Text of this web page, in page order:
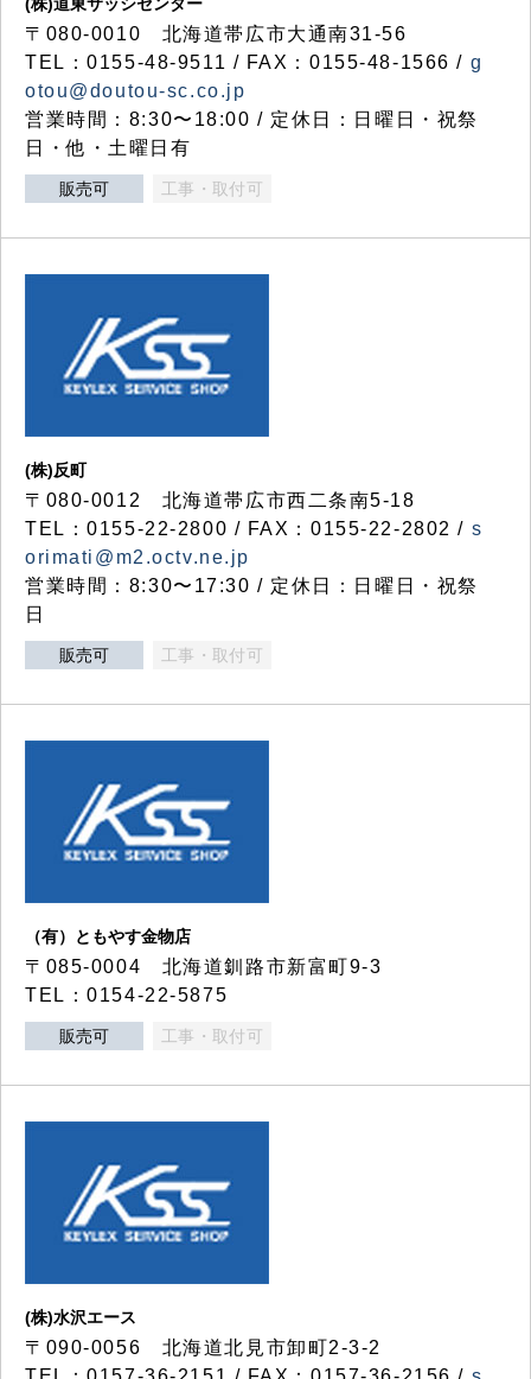
〒080-0010 北海道帯広市大通南31-56
TEL：0155-48-9511 / FAX：0155-48-1566 / g
otou@doutou-sc.co.jp
営業時間：8:30〜18:00 / 定休日：日曜日・祝祭
日・他・土曜日有
販売可 工事・取付可
(株)反町
〒080-0012 北海道帯広市西二条南5-18
TEL：0155-22-2800 / FAX：0155-22-2802 / s
orimati@m2.octv.ne.jp
営業時間：8:30〜17:30 / 定休日：日曜日・祝祭
日
販売可 工事・取付可
（有）ともやす金物店
〒085-0004 北海道釧路市新富町9-3
TEL：0154-22-5875
販売可 工事・取付可
(株)水沢エース
〒090-0056 北海道北見市卸町2-3-2